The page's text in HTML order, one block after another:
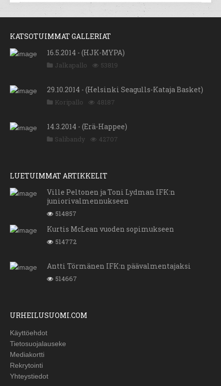
KATSOTUIMMAT GALLERIAT
16.5.2014 - (HJK-MYPA)
Jalkapallo 53819
29.10.2014 - (Helsinki Seagulls-Kataja Basket)
Koripallo 48187
14.3.2014 - (Erä-Happee)
Salibandy 42707
LUETUIMMAT ARTIKKELIT
Ville Peltonen ja Toni Lydman IFK:n
juniorivalmennukseen
514857
Kurtis McLean vuoden sopimukseen
514772
Antti Törmänen IFK:n päävalmentajaksi
514667
URHEILUSUOMI.COM
Käyttöehdot
Tietosuojalauseke
Mediakortti
Rekrytointi
Yhteystiedot